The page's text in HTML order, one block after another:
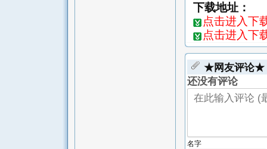
下载地址：
点击进入下
点击进入下
★网友评论★
还没有评论
名字